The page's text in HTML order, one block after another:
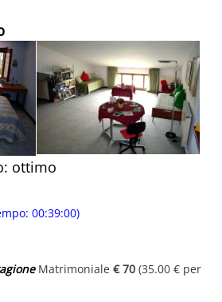
ottimo
00:39:00)
Matrimoniale € 70 (35.00 € per